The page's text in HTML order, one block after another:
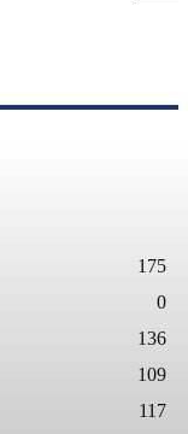
175
0
136
109
117